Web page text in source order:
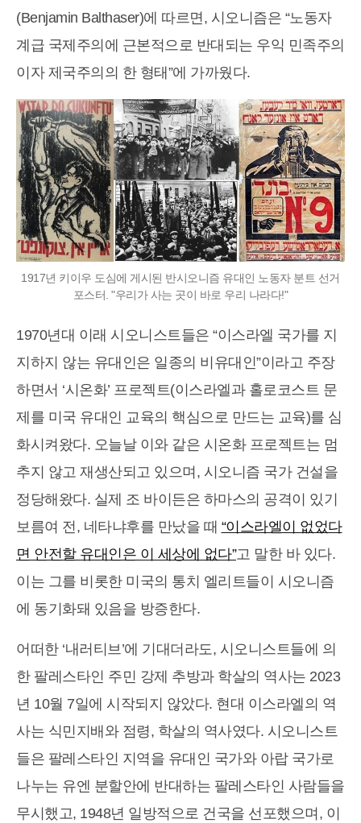
(Benjamin Balthaser)에 따르면, 시오니즘은 “노동자
계급 국제주의에 근본적으로 반대되는 우익 민족주의
이자 제국주의의 한 형태”에 가까웠다.
1917년 키이우 도심에 게시된 반시오니즘 유대인 노동자 분트 선거
포스터. "우리가 사는 곳이 바로 우리 나라다!"
1970년대 이래 시오니스트들은 “이스라엘 국가를 지
지하지 않는 유대인은 일종의 비유대인”이라고 주장
하면서 ‘시온화’ 프로젝트(이스라엘과 홀로코스트 문
제를 미국 유대인 교육의 핵심으로 만드는 교육)를 심
화시켜왔다. 오늘날 이와 같은 시온화 프로젝트는 멈
추지 않고 재생산되고 있으며, 시오니즘 국가 건설을
정당해왔다. 실제 조 바이든은 하마스의 공격이 있기
보름여 전, 네타냐후를 만났을 때 “이스라엘이 없었다
면 안전할 유대인은 이 세상에 없다”고 말한 바 있다.
이는 그를 비롯한 미국의 통치 엘리트들이 시오니즘
에 동기화돼 있음을 방증한다.
어떠한 ‘내러티브’에 기대더라도, 시오니스트들에 의
한 팔레스타인 주민 강제 추방과 학살의 역사는 2023
년 10월 7일에 시작되지 않았다. 현대 이스라엘의 역
사는 식민지배와 점령, 학살의 역사였다. 시오니스트
들은 팔레스타인 지역을 유대인 국가와 아랍 국가로
나누는 유엔 분할안에 반대하는 팔레스타인 사람들을
무시했고, 1948년 일방적으로 건국을 선포했으며, 이